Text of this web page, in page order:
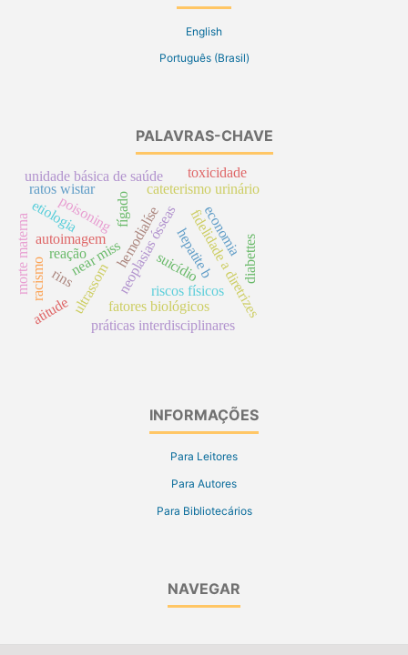
English
Português (Brasil)
PALAVRAS-CHAVE
hepatite b
neoplasias ósseas
poisoning
ultrassom
cateterismo urinário
near miss fidelidade a diretrizes
riscos físicos
unidade básica de saúde
autoimagem
fatores biológicos
morte materna
práticas interdisciplinares
economia
suicídio
reação diabettes
hemodialíse
toxicidade
ratos wistar
fígado
rins
racismo
atitude
etiologia
INFORMAÇÕES
Para Leitores
Para Autores
Para Bibliotecários
NAVEGAR